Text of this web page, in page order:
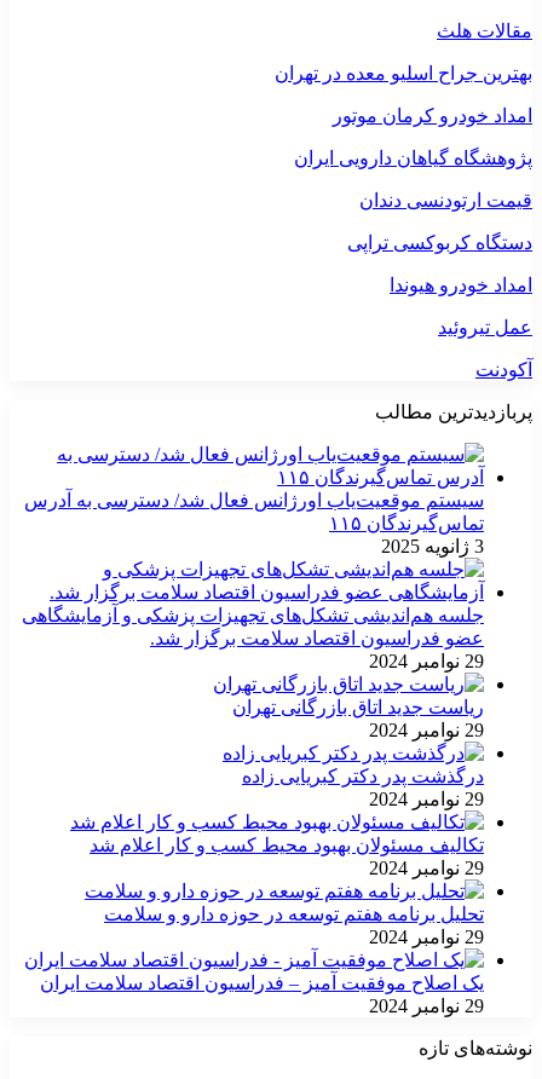
مقالات هلث
بهترین جراح اسلیو معده در تهران
امداد خودرو کرمان موتور
پژوهشگاه گیاهان دارویی ایران
قیمت ارتودنسی دندان
دستگاه کربوکسی تراپی
امداد خودرو هیوندا
عمل تیروئید
آکودنت
پربازدیدترین مطالب
سیستم موقعیت‌یاب اورژانس فعال شد/ دسترسی به آدرس
تماس‌گیرندگان ۱۱۵
3 ژانویه 2025
جلسه هم‌اندیشی تشکل‌های تجهیزات پزشکی و آزمایشگاهی
عضو فدراسیون اقتصاد سلامت برگزار شد.
29 نوامبر 2024
ریاست جدید اتاق بازرگانی تهران
29 نوامبر 2024
درگذشت پدر دکتر کبریایی زاده
29 نوامبر 2024
تکالیف مسئولان بهبود محیط کسب و کار اعلام شد
29 نوامبر 2024
تحلیل برنامه هفتم توسعه در حوزه دارو و سلامت
29 نوامبر 2024
یک اصلاح موفقیت آمیز – فدراسیون اقتصاد سلامت ایران
29 نوامبر 2024
نوشته‌های تازه